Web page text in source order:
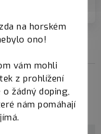
na horském
ono!
vám mohli
z prohlížení
žádný doping,
nám pomáhají